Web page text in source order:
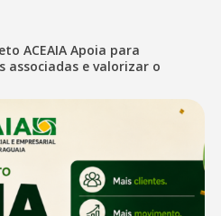
ACEAIA Apoia para
associadas e valorizar o